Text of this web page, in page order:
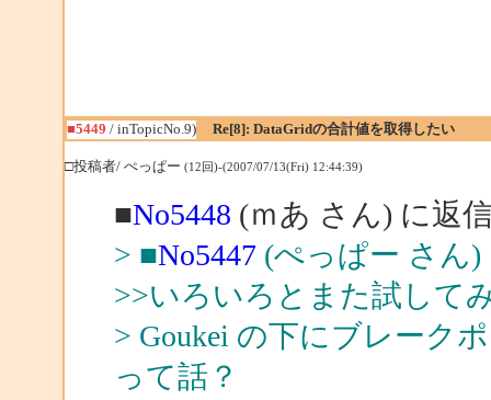
■5449 / inTopicNo.9) Re[8]: DataGridの合計値を取得したい
□投稿者/ ぺっぱー (12回)-(2007/07/13(Fri) 12:44:39)
■No5448 (ｍあ さん) に返
> ■No5447(ぺっぱー さん)
>>いろいろとまた試して
> Goukei の下にブレーク
って話？